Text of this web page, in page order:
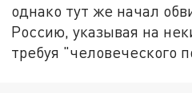
однако тут же начал
Россию, указывая на
требуя "человеческого